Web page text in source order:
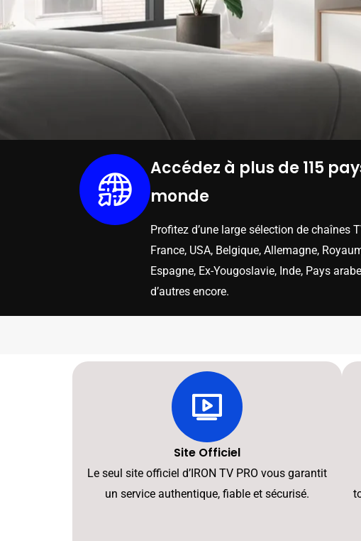
Accédez à plus de 115
monde
Profitez d’une large sélection de chaînes
France, USA, Belgique, Allemagne,
Espagne, Ex-Yougoslavie, Inde, Pays
d’autres encore.
Site Officiel
Le seul site officiel d’IRON TV PRO vous garantit
un service authentique, fiable et sécurisé.